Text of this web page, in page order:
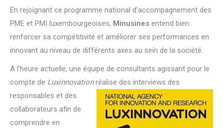
En rejoignant ce programme national d’accompagnement des
PME et PMI luxembourgeoises, Minusines entend bien
renforcer sa compétitivité et améliorer ses performances en
innovant au niveau de différents axes au sein de la société.
A l’heure actuelle, une équipe de consultants agissant pour le
compte de Luxinnovation réalise des interviews des
responsables et des
collaborateurs afin de
comprendre en